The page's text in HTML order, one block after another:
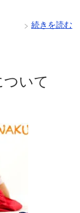
続きを読む
ついて